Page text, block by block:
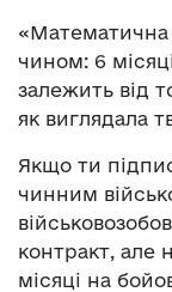
чином: 6
залежить від
як виглядала
Якщо ти
чинним
контракт, але
місяці на